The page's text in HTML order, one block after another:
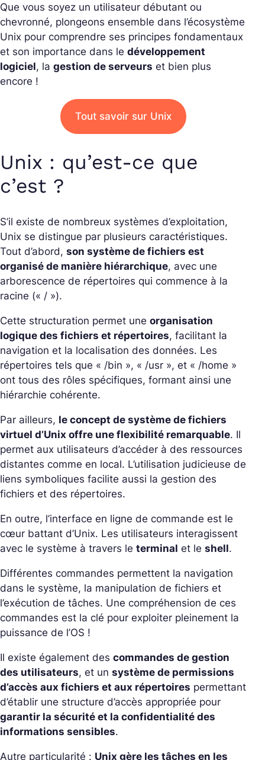
Que vous soyez un utilisateur débutant ou
chevronné, plongeons ensemble dans l’écosystème
Unix pour comprendre ses principes fondamentaux
et son importance dans le développement
logiciel, la gestion de serveurs et bien plus
encore !
Tout savoir sur Unix
Unix : qu’est-ce que
c’est ?
S’il existe de nombreux systèmes d’exploitation,
Unix se distingue par plusieurs caractéristiques.
Tout d’abord, son système de fichiers est
organisé de manière hiérarchique, avec une
arborescence de répertoires qui commence à la
racine (« / »).
Cette structuration permet une organisation
logique des fichiers et répertoires, facilitant la
navigation et la localisation des données. Les
répertoires tels que « /bin », « /usr », et « /home »
ont tous des rôles spécifiques, formant ainsi une
hiérarchie cohérente.
Par ailleurs, le concept de système de fichiers
virtuel d’Unix offre une flexibilité remarquable. Il
permet aux utilisateurs d’accéder à des ressources
distantes comme en local. L’utilisation judicieuse de
liens symboliques facilite aussi la gestion des
fichiers et des répertoires.
En outre, l’interface en ligne de commande est le
cœur battant d’Unix. Les utilisateurs interagissent
avec le système à travers le terminal et le shell.
Différentes commandes permettent la navigation
dans le système, la manipulation de fichiers et
l’exécution de tâches. Une compréhension de ces
commandes est la clé pour exploiter pleinement la
puissance de l’OS !
Il existe également des commandes de gestion
des utilisateurs, et un système de permissions
d’accès aux fichiers et aux répertoires permettant
d’établir une structure d’accès appropriée pour
garantir la sécurité et la confidentialité des
informations sensibles.
Autre particularité : Unix gère les tâches en les